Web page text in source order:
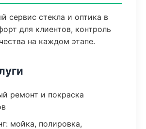
сервис стекла и оптика в
для клиентов, контроль
на каждом этапе.
ремонт и покраска
мойка, полировка,